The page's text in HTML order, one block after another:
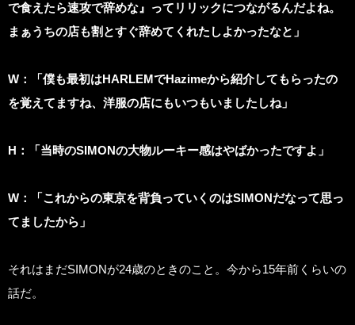
で食えたら速攻で辞めな』ってリリックにつながるんだよね。
まぁうちの店も割とすぐ辞めてくれたしよかったなと」
W ：「僕も最初はHARLEMでHazimeから紹介してもらったの
を覚えてますね、洋服の店にもいつもいましたしね」
H ：「当時のSIMONの大物ルーキー感はやばかったですよ」
W ：「これからの東京を背負っていくのはSIMONだなって思っ
てましたから」
それはまだSIMONが24歳のときのこと。今から15年前くらいの
話だ。